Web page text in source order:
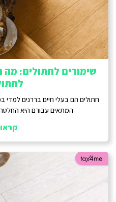
שימורים לחתולים: מה
חתולים הם בעלי חיים בררנים למדי
המתאים עבורם היא